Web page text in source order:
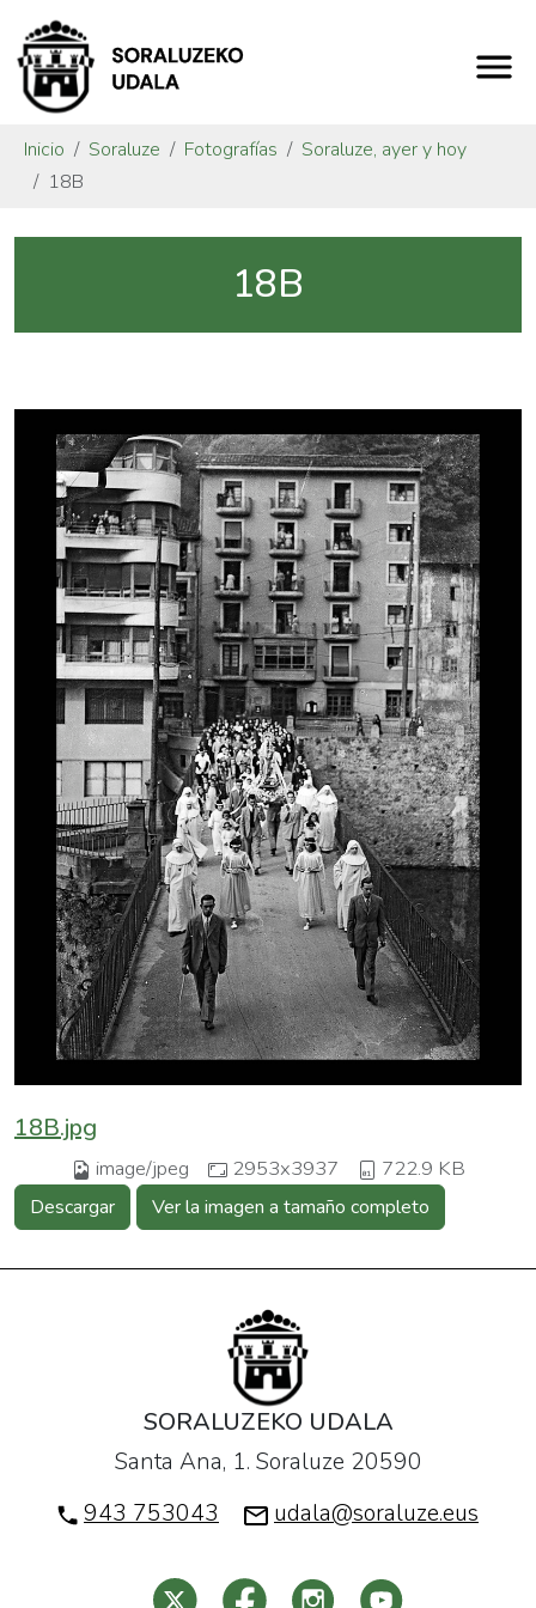
Inicio Soraluze Fotografías
Soraluze, ayer y hoy
18B
18B
18B.jpg
image/jpeg 2953x3937 722.9 KB
Descargar Ver la imagen a tamaño completo
SORALUZEKO UDALA
Santa Ana, 1. Soraluze 20590
943 753043
udala@soraluze.eus